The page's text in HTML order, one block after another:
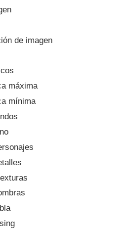
de imagen
máxima
mínima